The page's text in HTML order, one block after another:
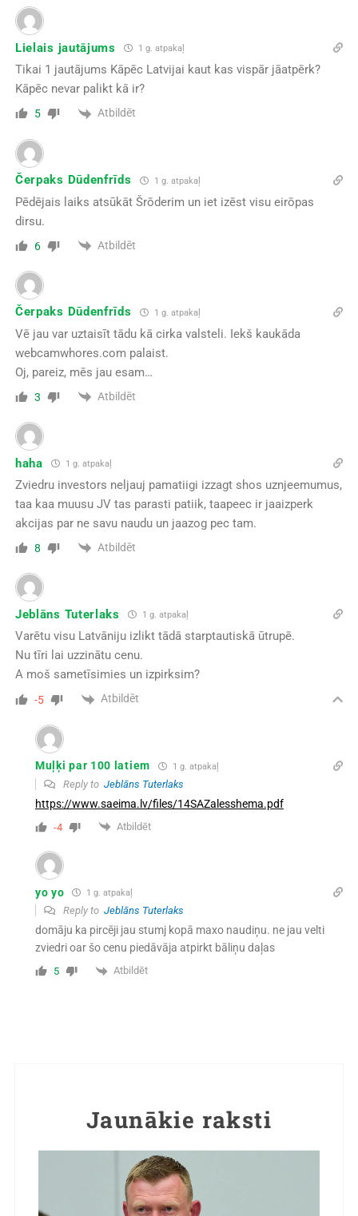
Lielais jautājums 1 g. atpakaļ
Tikai 1 jautājums Kāpēc Latvijai kaut kas vispār jāatpērk?
Kāpēc nevar palikt kā ir?
5 Atbildēt
Čerpaks Dūdenfrīds 1 g. atpakaļ
Pēdējais laiks atsūkāt Šrōderim un iet izēst visu eirōpas
dirsu.
6 Atbildēt
Čerpaks Dūdenfrīds 1 g. atpakaļ
Vē jau var uztaisīt tādu kā cirka valsteli. Iekš kaukāda
webcamwhores.com palaist.
Oj, pareiz, mēs jau esam…
3 Atbildēt
haha 1 g. atpakaļ
Zviedru investors neljauj pamatiigi izzagt shos uznjeemumus,
taa kaa muusu JV tas parasti patiik, taapeec ir jaaizperk
akcijas par ne savu naudu un jaazog pec tam.
8 Atbildēt
Jeblāns Tuterlaks 1 g. atpakaļ
Varētu visu Latvāniju izlikt tādā starptautiskā ūtrupē.
Nu tīri lai uzzinātu cenu.
A moš sametīsimies un izpirksim?
-5 Atbildēt
Muļķi par 100 latiem 1 g. atpakaļ
Reply to Jeblāns Tuterlaks
https://www.saeima.lv/files/14SAZalesshema.pdf
-4 Atbildēt
yo yo 1 g. atpakaļ
Reply to Jeblāns Tuterlaks
domāju ka pircēji jau stumj kopā maxo naudiņu. ne jau velti
zviedri oar šo cenu piedāvāja atpirkt bāliņu daļas
5 Atbildēt
Jaunākie raksti